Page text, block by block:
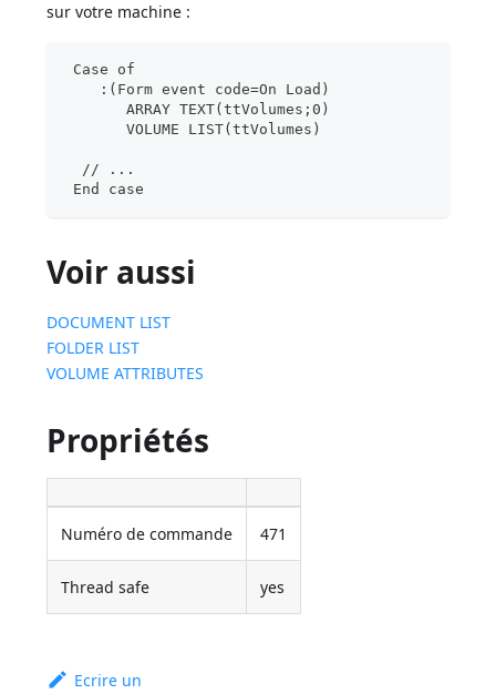
sur votre machine :
Case of
:(Form event code=On Load)
ARRAY TEXT(ttVolumes;0)
VOLUME LIST(ttVolumes)
// ...
End case
Voir aussi
DOCUMENT LIST
FOLDER LIST
VOLUME ATTRIBUTES
Propriétés
Numéro de commande 471
Thread safe yes
Ecrire un